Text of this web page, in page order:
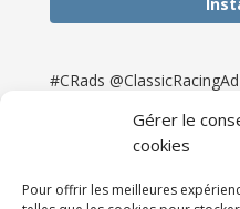
Gérer le
cookies
Pour offrir les meilleures
#CRads @ClassicRacingAd